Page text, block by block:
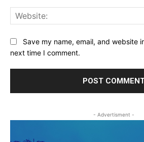
Save my name, email, and website
next time I comment.
- Advertisment -